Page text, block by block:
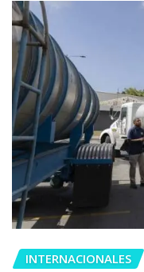
INTERNACIONALES